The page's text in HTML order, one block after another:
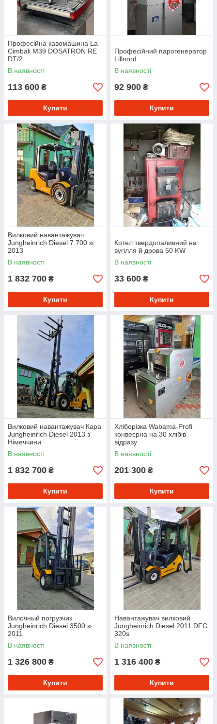
Професійна кавомашина La
Cimbali M39 DOSATRON RE
DT/2
В наявності
113 600 ₴
Купити
Професійний парогенератор
Lillnord
В наявності
92 900 ₴
Купити
Вилковий навантажувач
Jungheinrich Diesel 7.700 кг
2013
В наявності
1 832 700 ₴
Купити
Котел твердопаливний на
вугілля й дрова 50 KW
В наявності
33 600 ₴
Купити
Вилковий навантажувач Кара
Jungheinrich Diesel 2013 з
Німеччини
В наявності
1 832 700 ₴
Купити
Хліборізка Wabama-Profi
конвеєрна на 30 хлібів
відразу
В наявності
201 300 ₴
Купити
Вилочный погрузчик
Jungheinrich Diesel 3500 кг
2011
В наявності
1 326 800 ₴
Купити
Навантажувач вилковий
Jungheinrich Diesel 2011 DFG
320s
В наявності
1 316 400 ₴
Купити